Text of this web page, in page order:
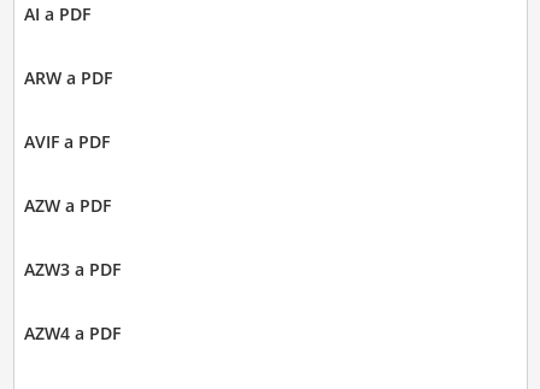
AI a PDF
ARW a PDF
AVIF a PDF
AZW a PDF
AZW3 a PDF
AZW4 a PDF